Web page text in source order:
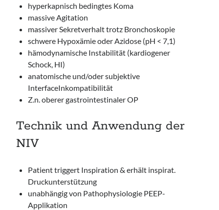
hyperkapnisch bedingtes Koma
massive Agitation
massiver Sekretverhalt trotz Bronchoskopie
schwere Hypoxämie oder Azidose (pH < 7,1)
hämodynamische Instabilität (kardiogener
Schock, HI)
anatomische und/oder subjektive
InterfaceInkompatibilität
Z.n. oberer gastrointestinaler OP
Technik und Anwendung der
NIV
Patient triggert Inspiration & erhält inspirat.
Druckunterstützung
unabhängig von Pathophysiologie PEEP-
Applikation